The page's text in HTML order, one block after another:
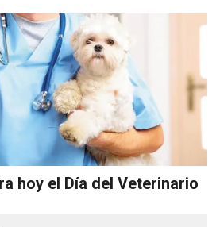
hoy el Día del Veterinario